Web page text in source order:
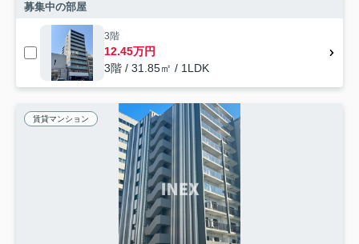
募集中の部屋
3階
12.45万円
3階 / 31.85㎡ / 1LDK
賃貸マンション